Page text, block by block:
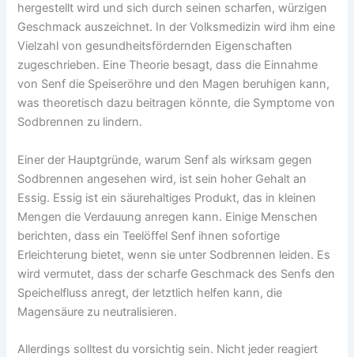
hergestellt wird und sich durch seinen scharfen, würzigen
Geschmack auszeichnet. In der Volksmedizin wird ihm eine
Vielzahl von gesundheitsfördernden Eigenschaften
zugeschrieben. Eine Theorie besagt, dass die Einnahme
von Senf die Speiseröhre und den Magen beruhigen kann,
was theoretisch dazu beitragen könnte, die Symptome von
Sodbrennen zu lindern.
Einer der Hauptgründe, warum Senf als wirksam gegen
Sodbrennen angesehen wird, ist sein hoher Gehalt an
Essig. Essig ist ein säurehaltiges Produkt, das in kleinen
Mengen die Verdauung anregen kann. Einige Menschen
berichten, dass ein Teelöffel Senf ihnen sofortige
Erleichterung bietet, wenn sie unter Sodbrennen leiden. Es
wird vermutet, dass der scharfe Geschmack des Senfs den
Speichelfluss anregt, der letztlich helfen kann, die
Magensäure zu neutralisieren.
Allerdings solltest du vorsichtig sein. Nicht jeder reagiert